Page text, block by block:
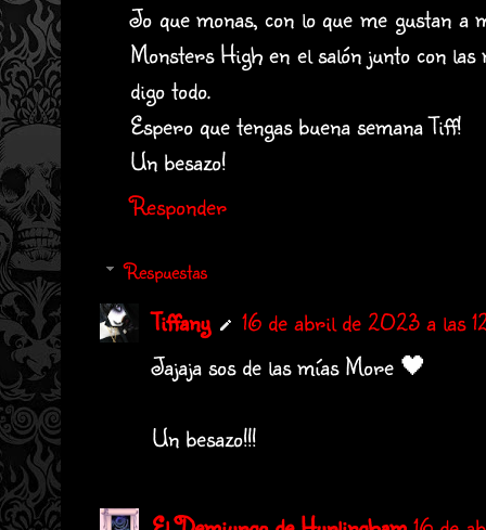
Jo que monas, con lo que me gustan a
Monsters High en el salón junto con las
digo todo.
Espero que tengas buena semana Tiff!
Un besazo!
Responder
Respuestas
Tiffany
16 de abril de 2023 a las
Jajaja sos de las mías More 🖤
Un besazo!!!